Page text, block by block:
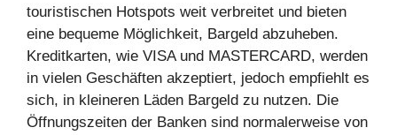
touristischen Hotspots weit verbreitet und bieten
eine bequeme Möglichkeit, Bargeld abzuheben.
Kreditkarten, wie VISA und MASTERCARD, werden
in vielen Geschäften akzeptiert, jedoch empfiehlt es
sich, in kleineren Läden Bargeld zu nutzen. Die
Öffnungszeiten der Banken sind normalerweise von